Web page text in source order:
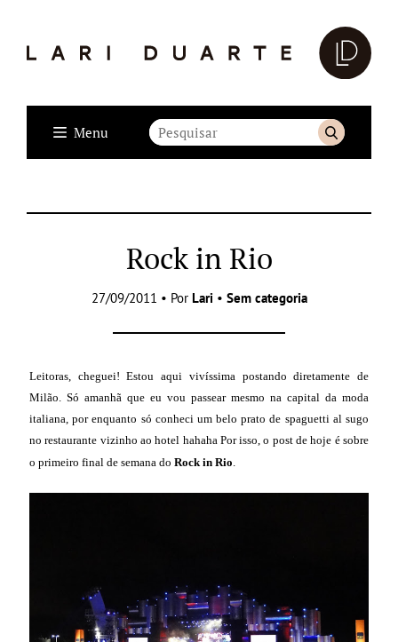
Menu
Rock in Rio
27/09/2011 • Por Lari • Sem categoria
Leitoras, cheguei! Estou aqui vivíssima postando diretamente de
Milão. Só amanhã que eu vou passear mesmo na capital da moda
italiana, por enquanto só conheci um belo prato de spaguetti al sugo
no restaurante vizinho ao hotel hahaha Por isso, o post de hoje é sobre
o primeiro final de semana do Rock in Rio